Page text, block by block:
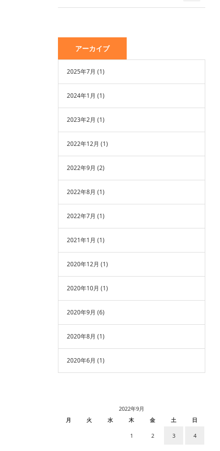
アーカイブ
2025年7月 (1)
2024年1月 (1)
2023年2月 (1)
2022年12月 (1)
2022年9月 (2)
2022年8月 (1)
2022年7月 (1)
2021年1月 (1)
2020年12月 (1)
2020年10月 (1)
2020年9月 (6)
2020年8月 (1)
2020年6月 (1)
2022年9月
月
火 水 木 金 土 日
1 2 3 4